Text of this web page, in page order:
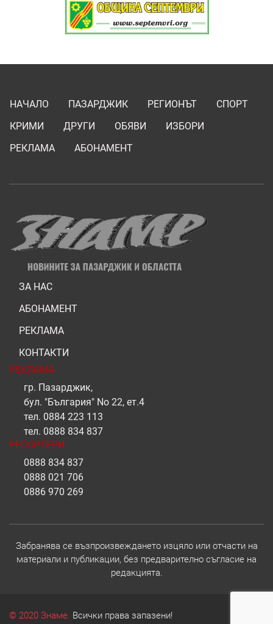
НАЧАЛО ПАЗАРДЖИК РЕГИОНЪТ
СПОРТ
КРИМИ
ДРУГИ ОБЯВИ
ИЗБОРИ
РЕКЛАМА
АБОНАМЕНТ
ЗА НАС
АБОНАМЕНТ
РЕКЛАМА
КОНТАКТИ
РЕКЛАМА
гр. Пазарджик,
бул. "България" No 22, ет.4
тел. 0884 223 113
тел. 0888 834 837
РЕПОРТЕРИ
0888 834 837
0888 021 706
0886 970 269
Забранява се възпроизвеждането изцяло или отчасти на
материали и публикации, без предварително съгласие на
редакцията.
© 2020 Знаме. Всички права запазени!